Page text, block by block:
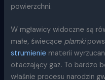
powierzchni.
W mgławicy widoczne są
małe, świecące plamki
strumienie materii
otaczający gaz. To bardzo
właśnie procesu narodzin